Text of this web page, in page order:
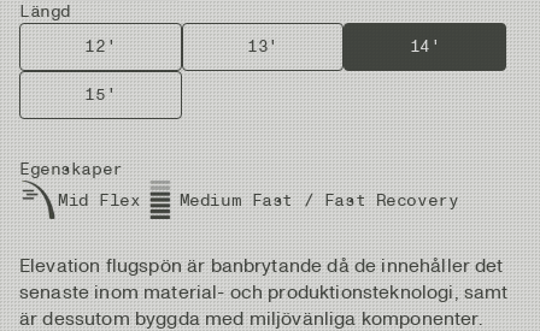
Längd
12'
13' 14'
15'
Egenskaper
Mid Flex
Medium Fast / Fast Recovery
Elevation flugspön är banbrytande då de innehåller det
senaste inom material- och produktionsteknologi, samt
är dessutom byggda med miljövänliga komponenter.